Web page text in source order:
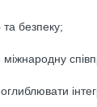
безпеку;
міжнародну